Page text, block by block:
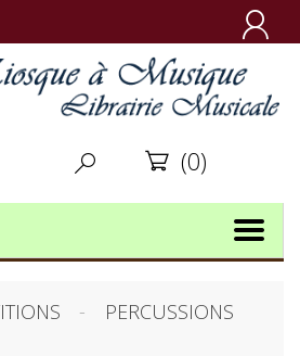

  (0)
PERCUSSIONS